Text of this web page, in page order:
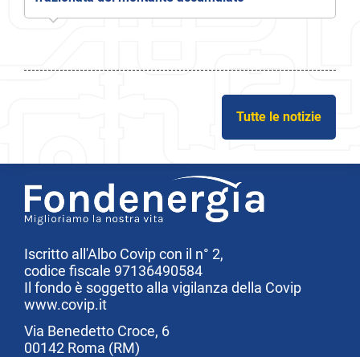
Tutte le notizie
Iscritto all'Albo Covip con il n° 2,
codice fiscale 97136490584
Il fondo è soggetto alla vigilanza della Covip
www.covip.it
Via Benedetto Croce, 6
00142 Roma (RM)